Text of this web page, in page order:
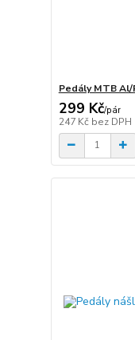
Pedály MTB Al/
299 Kč/pár
247 Kč bez DPH